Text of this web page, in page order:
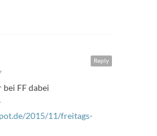
Reply
FF dabei
2015/11/freitags-